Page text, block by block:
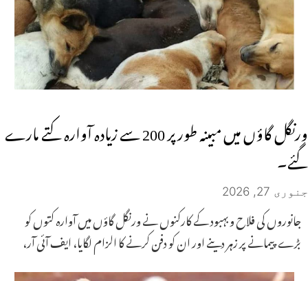
ورنگل گاؤں میں مبینہ طور پر 200 سے زیادہ آوارہ کتے مارے
گئے۔
جنوری 27, 2026
جانوروں کی فلاح و بہبود کے کارکنوں نے ورنگل گاؤں میں آوارہ کتوں کو
بڑے پیمانے پر زہر دینے اور ان کو دفن کرنے کا الزام لگایا، ایف آئی آر،